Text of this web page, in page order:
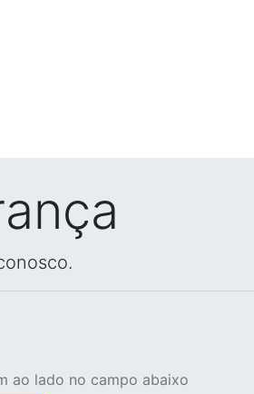
ao lado no campo abaixo